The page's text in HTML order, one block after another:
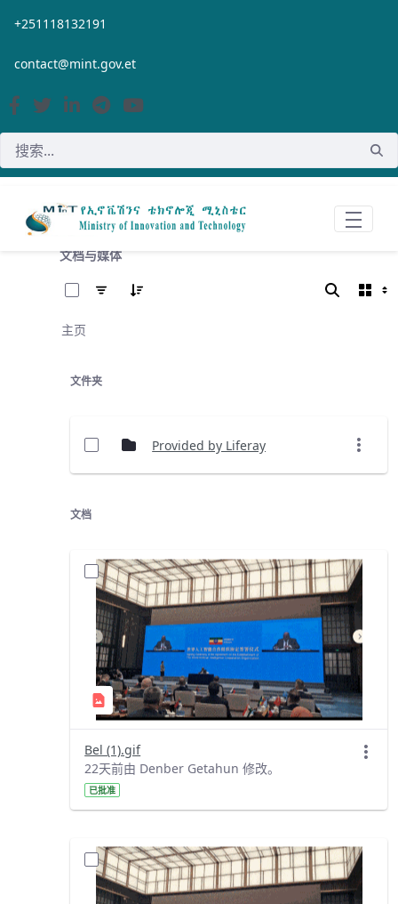
跳转到主内容
+251118132191
contact@mint.gov.et
文档与媒体
主页
文件夹
Provided by Liferay
文档
Bel (1).gif
22天前由 Denber Getahun 修改。
已批准